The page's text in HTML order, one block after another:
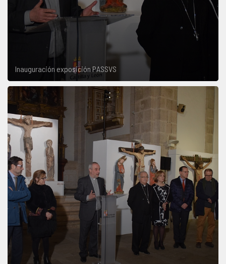
Inauguración exposición PASSVS